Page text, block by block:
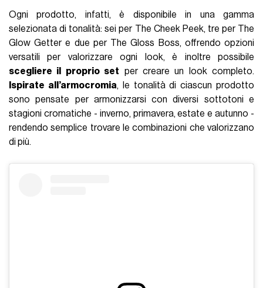
Ogni prodotto, infatti, è disponibile in una gamma
selezionata di tonalità: sei per The Cheek Peek, tre per The
Glow Getter e due per The Gloss Boss, offrendo opzioni
versatili per valorizzare ogni look, è inoltre possibile
scegliere il proprio set per creare un look completo.
Ispirate all’armocromia, le tonalità di ciascun prodotto
sono pensate per armonizzarsi con diversi sottotoni e
stagioni cromatiche - inverno, primavera, estate e autunno -
rendendo semplice trovare le combinazioni che valorizzano
di più.